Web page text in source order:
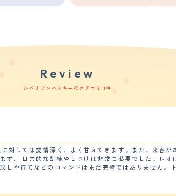
Review
シベリアンハスキーのクチコミ 1件
対しては愛情深く、よく甘えてきます。また、来客
す。 日常的な訓練やしつけは非常に必要でした。レ
しや待てなどのコマンドはまだ完璧ではありません。
リアンハスキーは遺伝的に目や関節などの病気にかか